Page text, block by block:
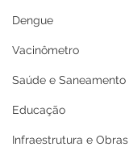
Dengue
Vacinômetro
Saúde e Saneamento
Educação
Infraestrutura e Obras